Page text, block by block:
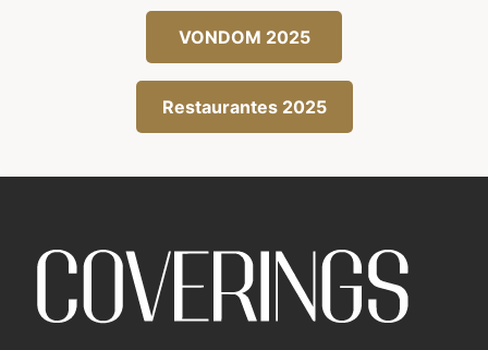
VONDOM 2025
Restaurantes 2025